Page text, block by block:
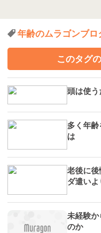
年齢のムラゴンブロ
このタグ
頭は使
多く年
は
老後に
ダ遣い
未経験
のか